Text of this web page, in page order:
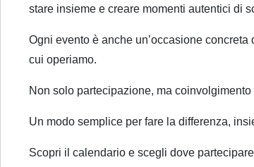
stare insieme e creare momenti autentici di
Ogni evento è anche un’occasione
cui operiamo.
Non solo partecipazione, ma coinvolgimento
Un modo semplice per fare la differenza,
Scopri il calendario e scegli dove